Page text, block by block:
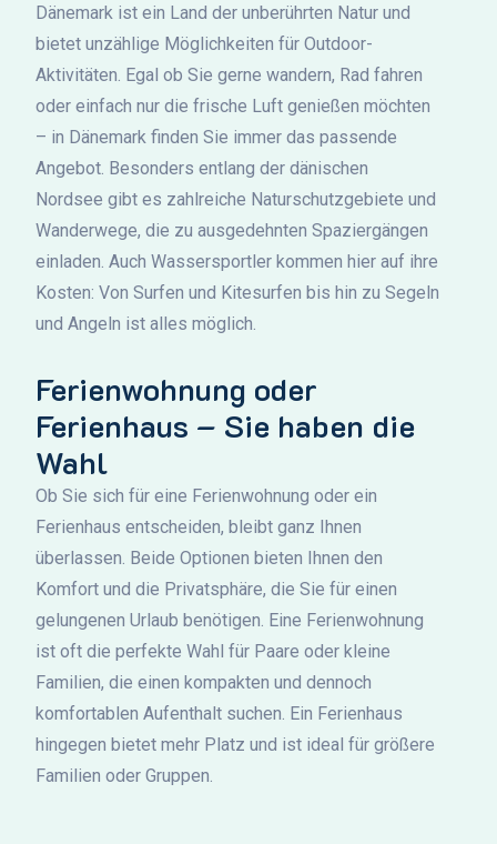
Dänemark ist ein Land der unberührten Natur und
bietet unzählige Möglichkeiten für Outdoor-
Aktivitäten. Egal ob Sie gerne wandern, Rad fahren
oder einfach nur die frische Luft genießen möchten
– in Dänemark finden Sie immer das passende
Angebot. Besonders entlang der dänischen
Nordsee gibt es zahlreiche Naturschutzgebiete und
Wanderwege, die zu ausgedehnten Spaziergängen
einladen. Auch Wassersportler kommen hier auf ihre
Kosten: Von Surfen und Kitesurfen bis hin zu Segeln
und Angeln ist alles möglich.
Ferienwohnung oder
Ferienhaus – Sie haben die
Wahl
Ob Sie sich für eine Ferienwohnung oder ein
Ferienhaus entscheiden, bleibt ganz Ihnen
überlassen. Beide Optionen bieten Ihnen den
Komfort und die Privatsphäre, die Sie für einen
gelungenen Urlaub benötigen. Eine Ferienwohnung
ist oft die perfekte Wahl für Paare oder kleine
Familien, die einen kompakten und dennoch
komfortablen Aufenthalt suchen. Ein Ferienhaus
hingegen bietet mehr Platz und ist ideal für größere
Familien oder Gruppen.